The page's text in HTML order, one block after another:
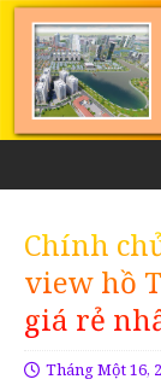
Chính
view hồ
giá rẻ
Tháng Một 16,